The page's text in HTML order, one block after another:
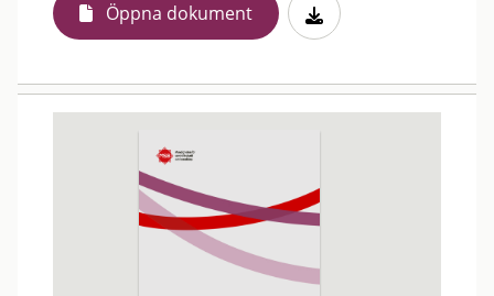
Öppna dokument